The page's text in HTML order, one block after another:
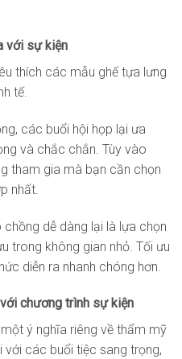
với sự kiện
thích các mẫu ghế tựa lưng
tế.
các buổi hội họp lại ưa
và chắc chắn. Tùy vào
tham gia mà bạn cần chọn
nhất.
dễ dàng lại là lựa chọn
trong không gian nhỏ. Tối ưu
diễn ra nhanh chóng hơn.
chương trình sự kiện
ý nghĩa riêng về thẩm mỹ
các buổi tiệc sang trọng,